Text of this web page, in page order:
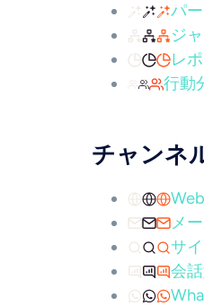
パ
ジ
レ
行動
チャンネ
Web
メ
サ
会